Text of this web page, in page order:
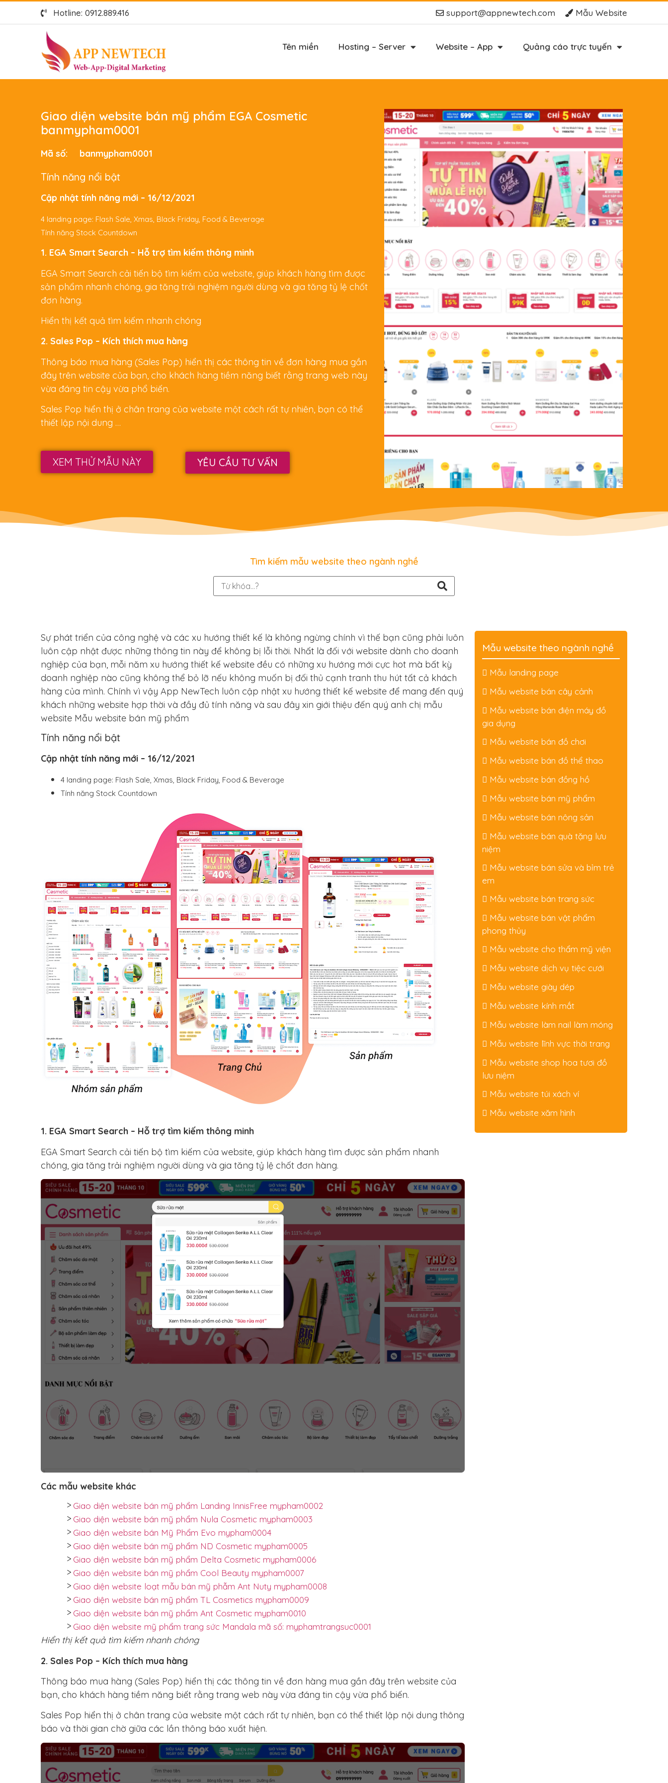
Hotline: 0912.889.416 support@appnewtech.com Mẫu Website
Tên miền Hosting – Server Website – App Quảng cáo trực tuyến
Giao diện website bán mỹ phẩm EGA Cosmetic
banmypham0001
Mã số: banmypham0001
Tính năng nổi bật
Cập nhật tính năng mới – 16/12/2021
4 landing page: Flash Sale, Xmas, Black Friday, Food & Beverage
Tính năng Stock Countdown
1. EGA Smart Search – Hỗ trợ tìm kiếm thông minh
EGA Smart Search cải tiến bộ tìm kiếm của website, giúp khách hàng tìm được
sản phẩm nhanh chóng, gia tăng trải nghiệm người dùng và gia tăng tỷ lệ chốt
đơn hàng.
Hiển thị kết quả tìm kiếm nhanh chóng
2. Sales Pop – Kích thích mua hàng
Thông báo mua hàng (Sales Pop) hiển thị các thông tin về đơn hàng mua gần
đây trên website của bạn, cho khách hàng tiềm năng biết rằng trang web này
vừa đáng tin cậy vừa phổ biến.
Sales Pop hiển thị ở chân trang của website một cách rất tự nhiên, bạn có thể
thiết lập nội dung …
XEM THỬ MẪU NÀY YÊU CẦU TƯ VẤN
Tìm kiếm mẫu website theo ngành nghề
Sự phát triển của công nghệ và các xu hướng thiết kế là không ngừng chính vì thế bạn cũng phải luôn
luôn cập nhật được những thông tin này để không bị lỗi thời. Nhất là đối với website dành cho doanh
nghiệp của bạn, mỗi năm xu hướng thiết kế website đều có những xu hướng mới cực hot mà bất kỳ
doanh nghiệp nào cũng không thể bỏ lỡ nếu không muốn bị đối thủ cạnh tranh thu hút tất cả khách
hàng của mình. Chính vì vậy App NewTech luôn cập nhật xu hướng thiết kế website để mang đến quý
khách những website hợp thời và đầy đủ tính năng và sau đây xin giới thiệu đến quý anh chị mẫu
website Mẫu website bán mỹ phẩm
Tính năng nổi bật
Cập nhật tính năng mới – 16/12/2021
4 landing page: Flash Sale, Xmas, Black Friday, Food & Beverage
Tính năng Stock Countdown
1. EGA Smart Search – Hỗ trợ tìm kiếm thông minh
EGA Smart Search cải tiến bộ tìm kiếm của website, giúp khách hàng tìm được sản phẩm nhanh
chóng, gia tăng trải nghiệm người dùng và gia tăng tỷ lệ chốt đơn hàng.
Các mẫu website khác
Giao diện website bán mỹ phẩm Landing InnisFree mypham0002
Giao diện website bán mỹ phẩm Nula Cosmetic mypham0003
Giao diện website bán Mỹ Phẩm Evo mypham0004
Giao diện website bán mỹ phẩm ND Cosmetic mypham0005
Giao diện website bán mỹ phẩm Delta Cosmetic mypham0006
Giao diện website bán mỹ phẩm Cool Beauty mypham0007
Giao diện website loạt mẫu bán mỹ phẫm Ant Nuty mypham0008
Giao diện website bán mỹ phẩm TL Cosmetics mypham0009
Giao diện website bán mỹ phẩm Ant Cosmetic mypham0010
Giao diện website mỹ phẩm trang sức Mandala mã số: myphamtrangsuc0001
Hiển thị kết quả tìm kiếm nhanh chóng
2. Sales Pop – Kích thích mua hàng
Thông báo mua hàng (Sales Pop) hiển thị các thông tin về đơn hàng mua gần đây trên website của
bạn, cho khách hàng tiềm năng biết rằng trang web này vừa đáng tin cậy vừa phổ biến.
Sales Pop hiển thị ở chân trang của website một cách rất tự nhiên, bạn có thể thiết lập nội dung thông
báo và thời gian chờ giữa các lần thông báo xuất hiện.
Mẫu website theo ngành nghề
Mẫu landing page
Mẫu website bán cây cảnh
Mẫu website bán điện máy đồ
gia dụng
Mẫu website bán đồ chơi
Mẫu website bán đồ thể thao
Mẫu website bán đồng hồ
Mẫu website bán mỹ phẩm
Mẫu website bán nông sản
Mẫu website bán quà tặng lưu
niệm
Mẫu website bán sửa và bỉm trẻ
em
Mẫu website bán trang sức
Mẫu website bán vật phẩm
phong thủy
Mẫu website cho thẩm mỹ viện
Mẫu website dịch vụ tiệc cưới
Mẫu website giày dép
Mẫu website kính mắt
Mẫu website làm nail làm móng
Mẫu website lĩnh vực thời trang
Mẫu website shop hoa tươi đồ
lưu niệm
Mẫu website túi xách ví
Mẫu website xăm hình